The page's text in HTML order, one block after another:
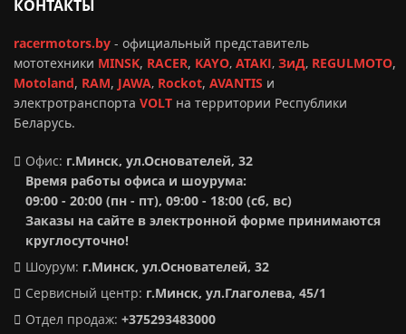
КОНТАКТЫ
racermotors.by - официальный представитель
мототехники MINSK, RACER, KAYO, ATAKI, ЗиД, REGULMOTO,
Motoland, RAM, JAWA, Rockot, AVANTIS и
электротранспорта VOLT на территории Республики
Беларусь.
Офис: г.Минск, ул.Основателей, 32
Время работы офиса и шоурума:
09:00 - 20:00 (пн - пт), 09:00 - 18:00 (сб, вс)
Заказы на сайте в электронной форме принимаются
круглосуточно!
Шоурум: г.Минск, ул.Основателей, 32
Сервисный центр: г.Минск, ул.Глаголева, 45/1
Отдел продаж: +375293483000